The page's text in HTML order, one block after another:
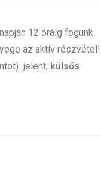
12 óráig fogunk
az aktív részvétel!
jelent, külsős